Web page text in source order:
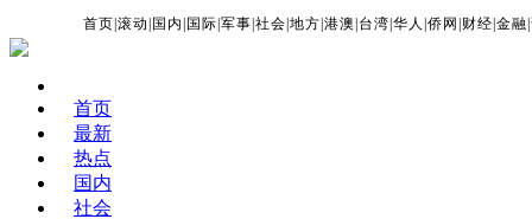
首页 |滚动 国内 国际 |军事 |社会 |地方 |港澳 台湾 |华人 |侨网 财经 |金融 |
首页
最新
热点
国内
社会